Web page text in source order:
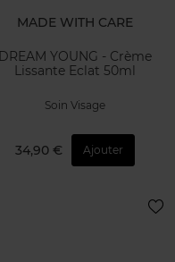
MADE WITH CARE
DREAM YOUNG - Crème
Lissante Eclat 50ml
Soin Visage
34,90 € Ajouter